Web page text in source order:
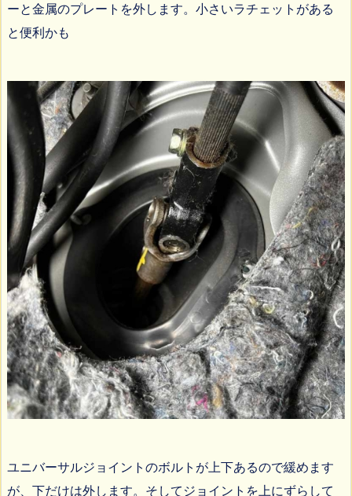
ーと金属のプレートを外します。小さいラチェットがある
と便利かも
ユニバーサルジョイントのボルトが上下あるので緩めます
が、下だけは外します。そしてジョイントを上にずらして